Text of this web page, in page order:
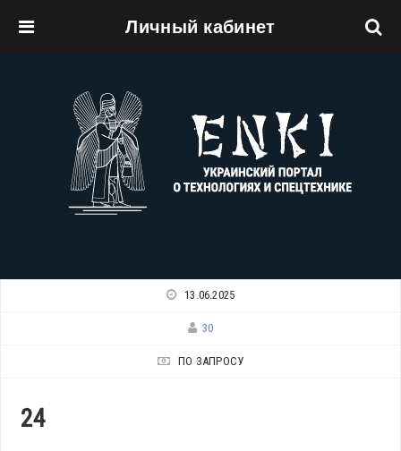
Личный кабинет
13.06.2025
30
ПО ЗАПРОСУ
24